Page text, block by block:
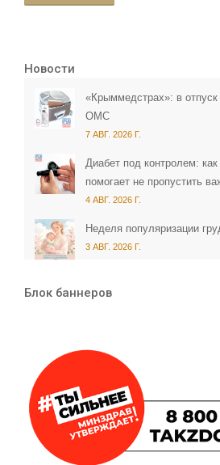
Новости
«Крыммедстрах»: в отпуск
ОМС
7 АВГ. 2026 Г.
Диабет под контролем:
помогает не пропустить
4 АВГ. 2026 Г.
Неделя популяризации
3 АВГ. 2026 Г.
Блок баннеров